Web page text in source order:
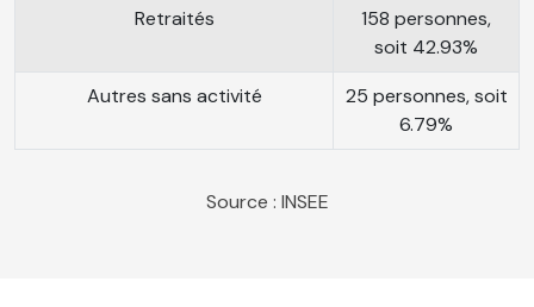
Retraités
158 personnes,
soit 42.93%
Autres sans activité
25 personnes, soit
6.79%
Source : INSEE